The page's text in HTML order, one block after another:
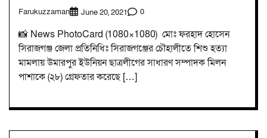
Farukuzzaman June 20, 2021 0
📸 News PhotoCard (1080×1080) মোঃ ফরহাদ হোসেন
সিরাজগঞ্জ জেলা প্রতিনিধিঃ সিরাজগঞ্জের চৌহালীতে শিশু হত্যা
মামলায় উমারপুর ইউনিয়ন ছাত্রলীগের সাধারণ সম্পাদক মিলন
পাশাকে (২৮) গ্রেফতার করেছে […]